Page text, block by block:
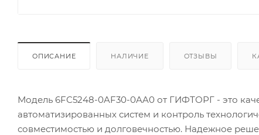
ОПИСАНИЕ НАЛИЧИЕ ОТЗЫВЫ
Модель 6FC5248-0AF30-0AA0 от ГИФТОРГ - это
автоматизированных систем и контроль
совместимостью и долговечностью. Надежное